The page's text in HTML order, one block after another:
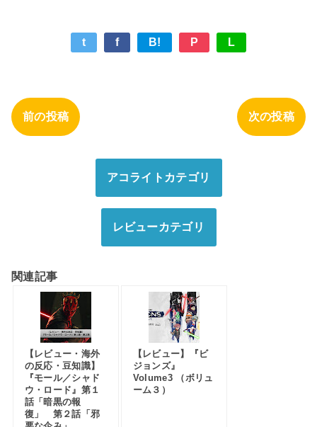
t f B! P L
次の投稿
前の投稿
アコライトカテゴリ
レビューカテゴリ
関連記事
【レビュー・海外
の反応・豆知識】
『モール／シャド
ウ・ロード』第１
話「暗黒の報
復」 第２話「邪
【レビュー】『ビ
ジョンズ』
Volume3 （ボリュ
ーム３）